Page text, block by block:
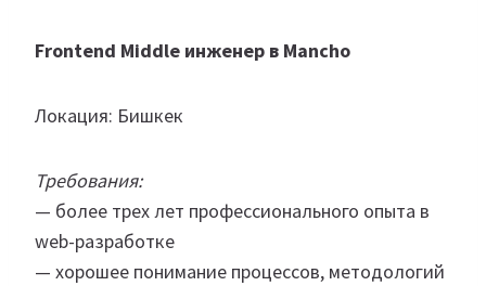
Frontend Middle инженер в Mancho
Локация: Бишкек
Требования:
— более трех лет профессионального опыта в
web-разработке
— хорошее понимание процессов, методологий